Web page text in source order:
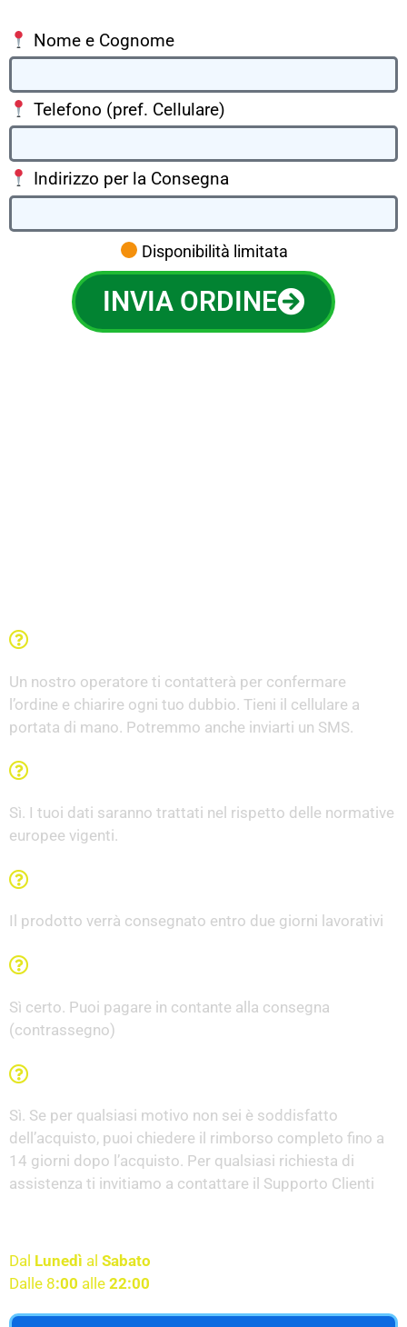
Nome e Cognome
Telefono (pref. Cellulare)
Indirizzo per la Consegna
Disponibilità limitata
INVIA ORDINE
Un nostro operatore ti contatterà per confermare
l’ordine e chiarire ogni tuo dubbio. Tieni il cellulare a
portata di mano. Potremmo anche inviarti un SMS.
Sì. I tuoi dati saranno trattati nel rispetto delle normative
europee vigenti.
Il prodotto verrà consegnato entro due giorni lavorativi
Sì certo. Puoi pagare in contante alla consegna
(contrassegno)
Sì. Se per qualsiasi motivo non sei è soddisfatto
dell’acquisto, puoi chiedere il rimborso completo fino a
14 giorni dopo l’acquisto. Per qualsiasi richiesta di
assistenza ti invitiamo a contattare il Supporto Clienti
Dal Lunedì al Sabato
Dalle 8:00 alle 22:00